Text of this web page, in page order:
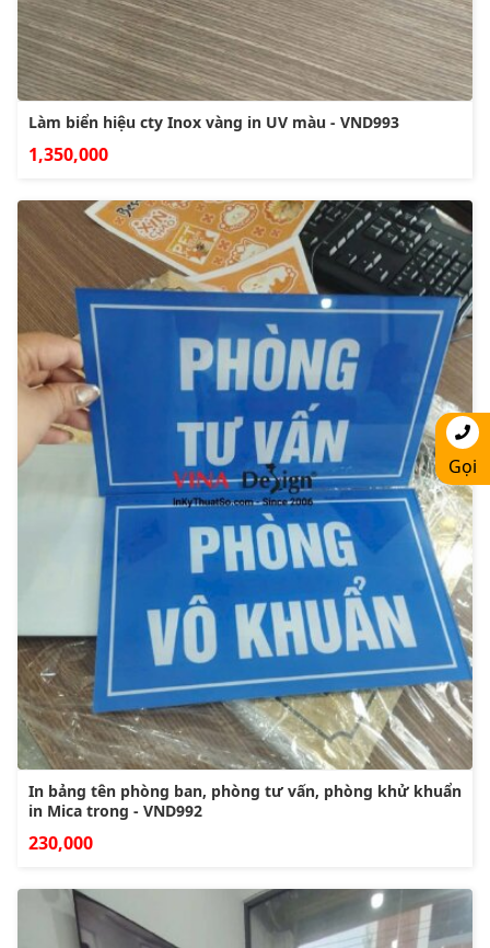
Làm biển hiệu cty Inox vàng in UV màu - VND993
1,350,000
In bảng tên phòng ban, phòng tư vấn, phòng khử khuẩn
in Mica trong - VND992
230,000
Gọi